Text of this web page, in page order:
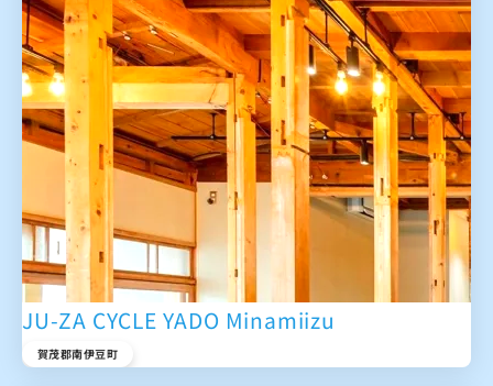
JU-ZA CYCLE YADO Minamiizu
賀茂郡南伊豆町